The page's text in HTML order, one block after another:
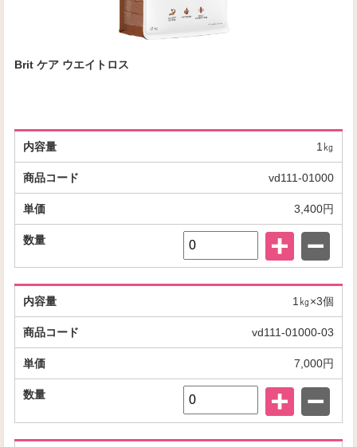
Brit ケア ウエイトロス
1㎏
vd111-01000
3,400円
1㎏×3個
vd111-01000-03
7,000円